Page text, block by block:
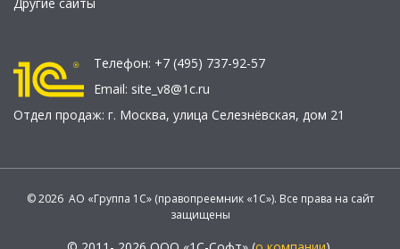
Телефон: +7 (495) 737-92-57
Email: site_v8@1c.ru
Отдел продаж: г. Москва, улица Селезнёвская, дом 21
© 2026 АО «Группа 1С» (правопреемник «1С»). Все права на сайт
защищены